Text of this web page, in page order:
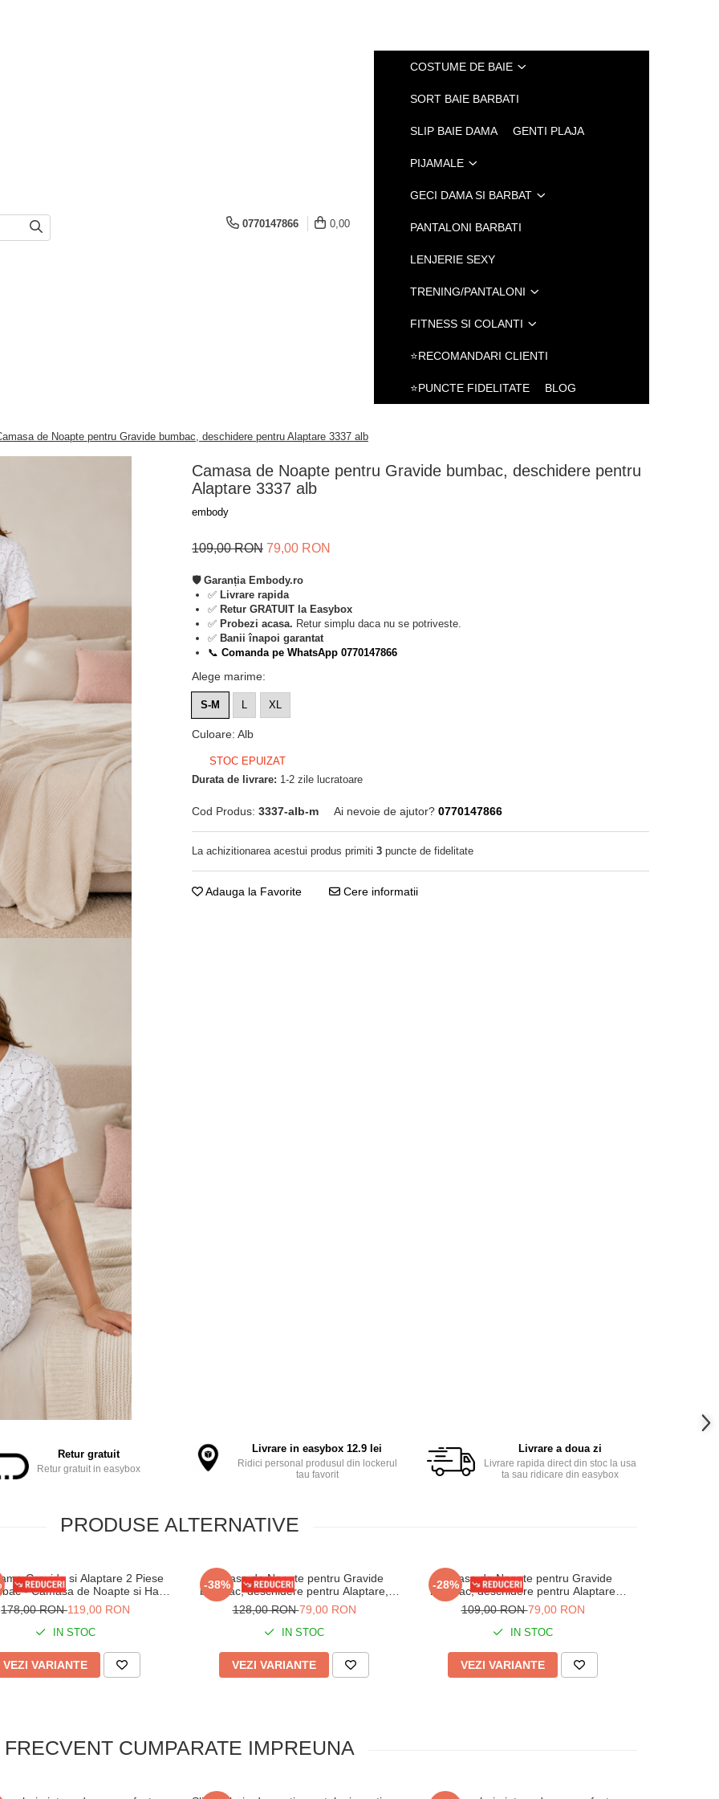
0770147866 0,00
COSTUME DE BAIE
SORT BAIE BARBATI
SLIP BAIE DAMA GENTI PLAJA
PIJAMALE
GECI DAMA SI BARBAT
PANTALONI BARBATI
LENJERIE SEXY
TRENING/PANTALONI
FITNESS SI COLANTI
⭐RECOMANDARI CLIENTI
⭐PUNCTE FIDELITATE BLOG
de Noapte pentru Gravide bumbac, deschidere pentru Alaptare 3337 alb
Camasa de Noapte pentru Gravide bumbac, deschidere pentru
Alaptare 3337 alb
embody
109,00 RON 79,00 RON
🛡️ Garanția Embody.ro
✅ Livrare rapida
✅ Retur GRATUIT la Easybox
✅ Probezi acasa. Retur simplu daca nu se potriveste.
✅ Banii înapoi garantat
📞 Comanda pe WhatsApp 0770147866
Alege marime:
S-M L XL
Culoare: Alb
STOC EPUIZAT
Durata de livrare: 1-2 zile lucratoare
Cod Produs: 3337-alb-m Ai nevoie de ajutor? 0770147866
La achizitionarea acestui produs primiti 3 puncte de fidelitate
Adauga la Favorite Cere informatii
Retur gratuit
Retur gratuit in easybox
Livrare in easybox 12.9 lei
Ridici personal produsul din lockerul
tau favorit
Livrare a doua zi
Livrare rapida direct din stoc la usa
ta sau ridicare din easybox
PRODUSE ALTERNATIVE
Gravide si Alaptare 2 Piese
- Camasa de Noapte si Halat
617 bleu
178,00 RON119,00 RON
IN STOC
VEZI VARIANTE
-38%
Camasa de Noapte pentru Gravide
bumbac, deschidere pentru Alaptare,
1138 alb
128,00 RON79,00 RON
IN STOC
VEZI VARIANTE
-28%
Camasa de Noapte pentru Gravide
bumbac, deschidere pentru Alaptare
dungi Roz 3184
109,00 RON79,00 RON
IN STOC
VEZI VARIANTE
FRECVENT CUMPARATE IMPREUNA